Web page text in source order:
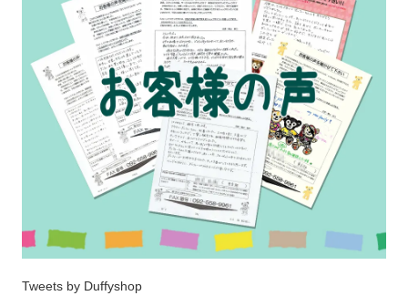
Tweets by Duffyshop